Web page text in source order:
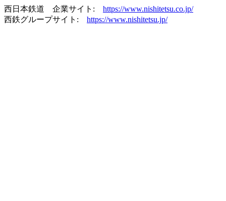
西日本鉄道 企業サイト: https://www.nishitetsu.co.jp/
西鉄グループサイト: https://www.nishitetsu.jp/